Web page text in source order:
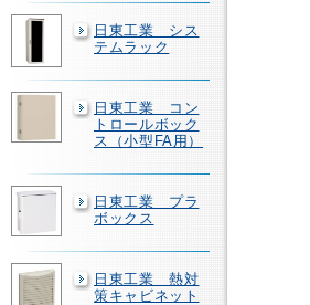
日東工業 シス
テムラック
日東工業 コン
トロールボック
ス（小型FA用）
日東工業 プラ
ボックス
日東工業 熱対
策キャビネット